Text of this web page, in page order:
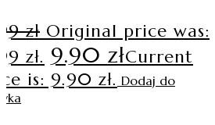
zł Original price was:
zł. 9.90 złCurrent
is: 9.90 zł. Dodaj do